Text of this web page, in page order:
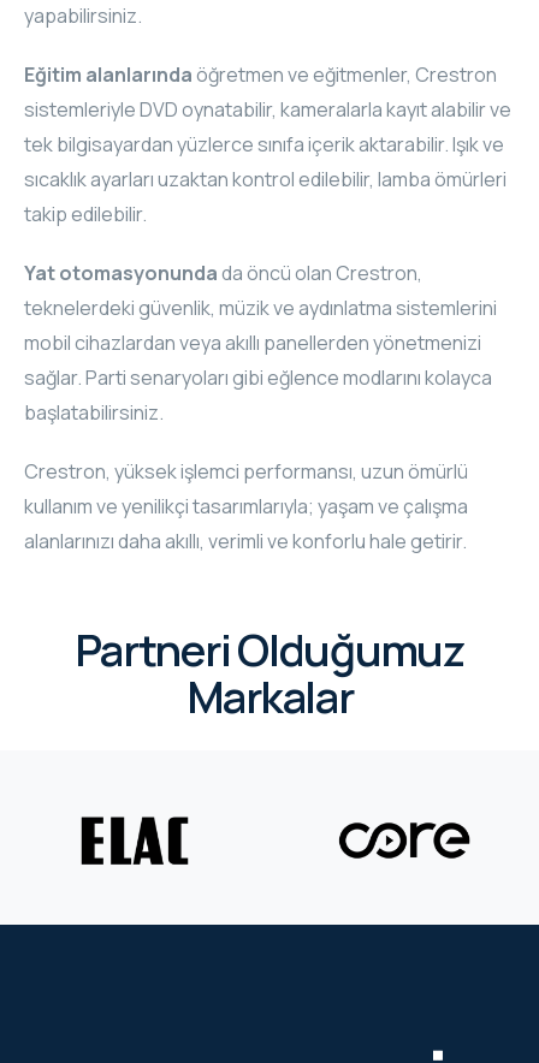
yapabilirsiniz.
Eğitim alanlarındaöğretmen ve eğitmenler, Crestron
sistemleriyle DVD oynatabilir, kameralarla kayıt alabilir ve
tek bilgisayardan yüzlerce sınıfa içerik aktarabilir. Işık ve
sıcaklık ayarları uzaktan kontrol edilebilir, lamba ömürleri
takip edilebilir.
Yat otomasyonundada öncü olan Crestron,
teknelerdeki güvenlik, müzik ve aydınlatma sistemlerini
mobil cihazlardan veya akıllı panellerden yönetmenizi
sağlar. Parti senaryoları gibi eğlence modlarını kolayca
başlatabilirsiniz.
Crestron, yüksek işlemci performansı, uzun ömürlü
kullanım ve yenilikçi tasarımlarıyla; yaşam ve çalışma
alanlarınızı daha akıllı, verimli ve konforlu hale getirir.
Partneri Olduğumuz
Markalar